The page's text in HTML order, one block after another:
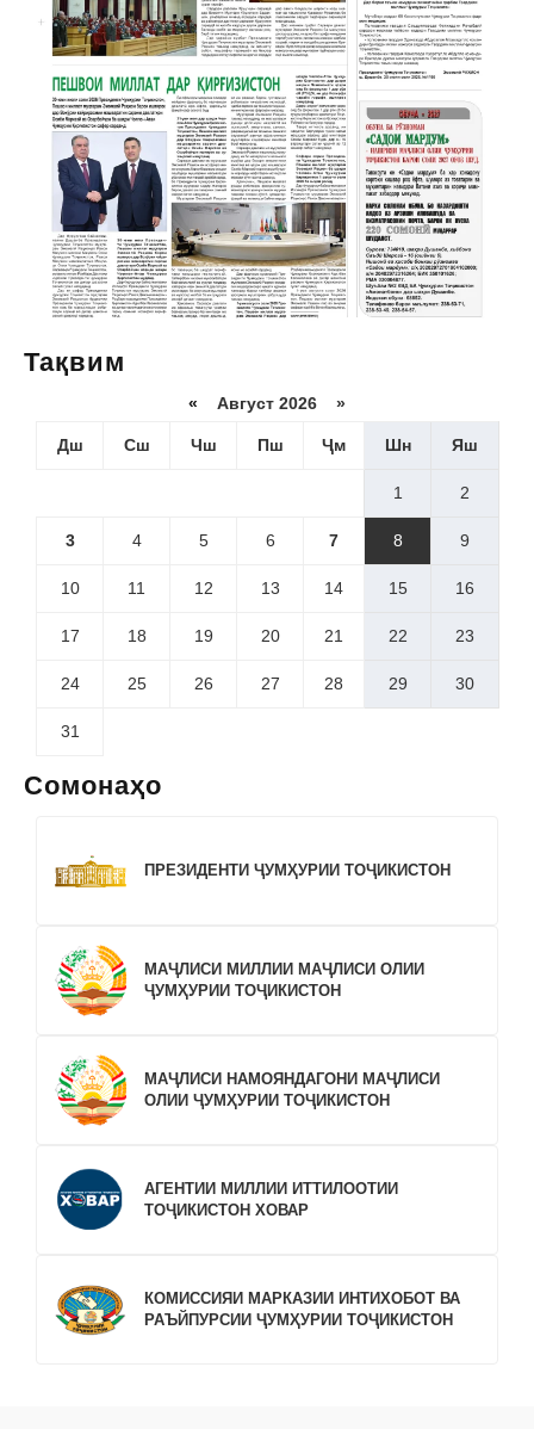
Тақвим
« Август 2026 »
Дш Сш Чш Пш Ҷм Шн Яш
1 2
3 4 5 6 7 8 9
10 11 12 13 14 15 16
17 18 19 20 21 22 23
24 25 26 27 28 29 30
31
Сомонаҳо
ПРЕЗИДЕНТИ ҶУМҲУРИИ ТОҶИКИСТОН
МАҶЛИСИ МИЛЛИИ МАҶЛИСИ ОЛИИ
ҶУМҲУРИИ ТОҶИКИСТОН
МАҶЛИСИ НАМОЯНДАГОНИ МАҶЛИСИ
ОЛИИ ҶУМҲУРИИ ТОҶИКИСТОН
АГЕНТИИ МИЛЛИИ ИТТИЛООТИИ
ТОҶИКИСТОН ХОВАР
КОМИССИЯИ МАРКАЗИИ ИНТИХОБОТ ВА
РАЪЙПУРСИИ ҶУМҲУРИИ ТОҶИКИСТОН